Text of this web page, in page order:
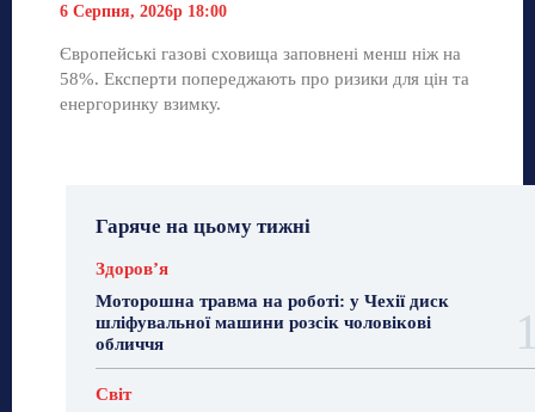
6 Серпня, 2026р 18:00
Європейські газові сховища заповнені менш ніж на
58%. Експерти попереджають про ризики для цін та
енергоринку взимку.
Гаряче на цьому тижні
Здоровʼя
Моторошна травма на роботі: у Чехії диск
шліфувальної машини розсік чоловікові
обличчя
Світ